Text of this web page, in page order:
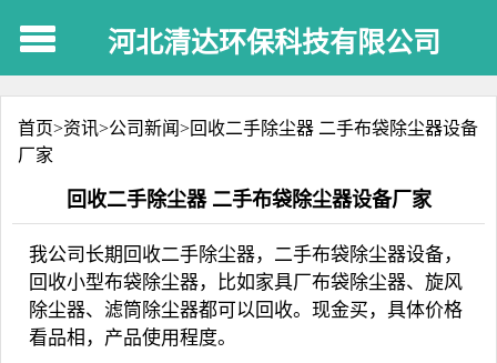
河北清达环保科技有限公司
首页>资讯>公司新闻>回收二手除尘器 二手布袋除尘器设备
厂家
回收二手除尘器 二手布袋除尘器设备厂家
我公司长期 回收二手除尘器，二手布袋除尘器设备，
回收小型布袋除尘器，比如家具厂布袋除尘器、旋风
除尘器、滤筒除尘器都可以回收。现金买，具体价格
看品相，产品使用程度。